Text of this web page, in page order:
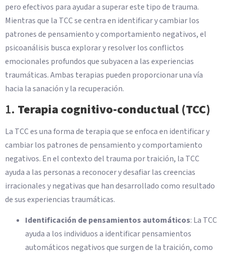
pero efectivos para ayudar a superar este tipo de trauma.
Mientras que la TCC se centra en identificar y cambiar los
patrones de pensamiento y comportamiento negativos, el
psicoanálisis busca explorar y resolver los conflictos
emocionales profundos que subyacen a las experiencias
traumáticas. Ambas terapias pueden proporcionar una vía
hacia la sanación y la recuperación.
1. Terapia cognitivo-conductual (TCC)
La TCC es una forma de terapia que se enfoca en identificar y
cambiar los patrones de pensamiento y comportamiento
negativos. En el contexto del trauma por traición, la TCC
ayuda a las personas a reconocer y desafiar las creencias
irracionales y negativas que han desarrollado como resultado
de sus experiencias traumáticas.
Identificación de pensamientos automáticos: La TCC
ayuda a los individuos a identificar pensamientos
automáticos negativos que surgen de la traición, como